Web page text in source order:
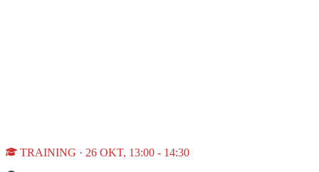
TRAINING · 26 OKT, 13:00 - 14:30